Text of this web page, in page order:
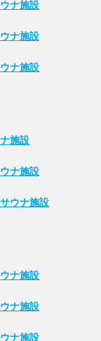
ナ施設
ナ施設
ナ施設
施設
ナ施設
ウナ施設
ナ施設
ナ施設
ナ施設